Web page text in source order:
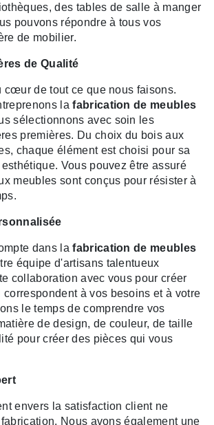
des tables de salle à manger
pouvons répondre à tous vos
de mobilier.
de Qualité
cœur de tout ce que nous faisons.
lafabrication de meubles
sélectionnons avec soin les
premières. Du choix du bois aux
chaque élément est choisi pour sa
Vous pouvez être assuré
meubles sont conçus pour résister à
dans lafabrication de meubles
équipe d'artisans talentueux
collaboration avec vous pour créer
à vos besoins et à votre
le temps de comprendre vos
de design, de couleur, de taille
pour créer des pièces qui vous
envers la satisfaction client ne
Nous avons également une